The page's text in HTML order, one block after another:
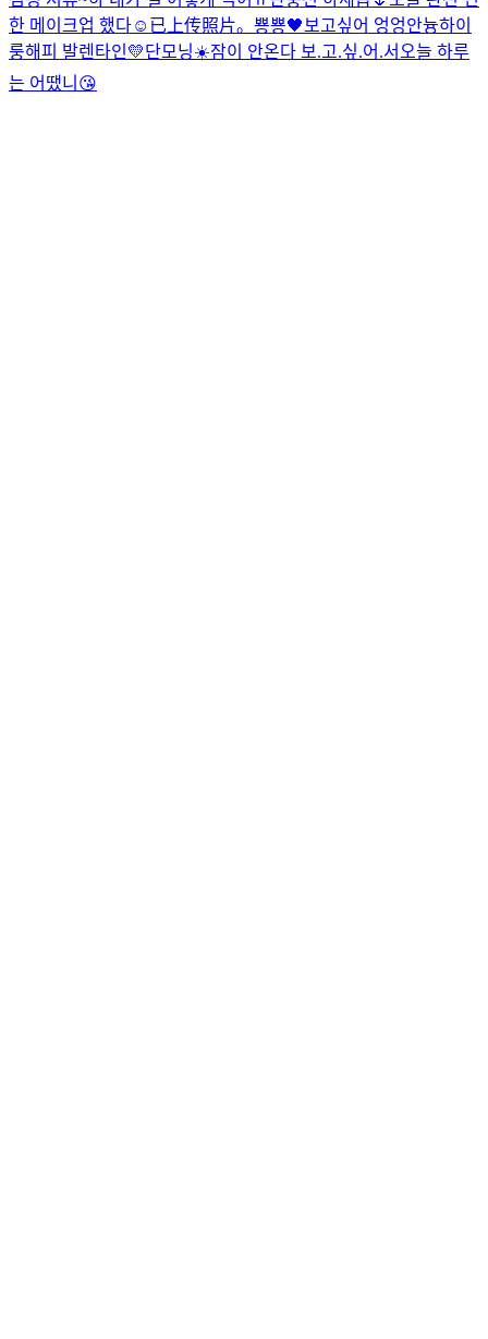
한 메이크업 했다☺️ 已上传照片。 뿅뿅🖤 보고싶어 엉엉안늉하이
룽해피 발렌타인💛단모닝☀️잠이 안온다 보.고.싶.어.서 오늘 하루
는 어땠니 😘